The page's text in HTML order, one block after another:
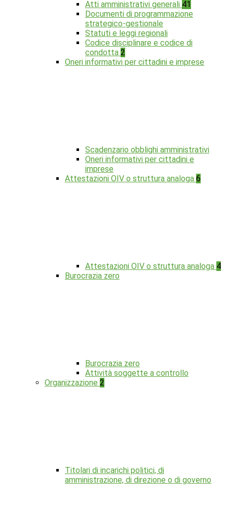
Atti amministrativi generali 41
Documenti di programmazione
strategico-gestionale
Statuti e leggi regionali
Codice disciplinare e codice di
condotta 2
Oneri informativi per cittadini e imprese
Scadenzario obblighi amministrativi
Oneri informativi per cittadini e
imprese
Attestazioni OIV o struttura analoga 6
Attestazioni OIV o struttura analoga 4
Burocrazia zero
Burocrazia zero
Attività soggette a controllo
Organizzazione 2
Titolari di incarichi politici, di
amministrazione, di direzione o di governo